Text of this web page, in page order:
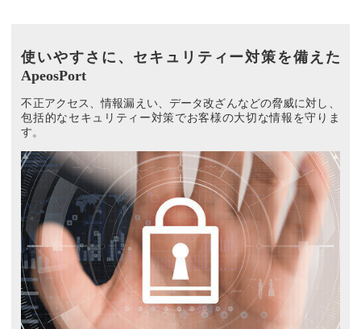
使いやすさに、セキュリティー対策を備えた
ApeosPort
不正アクセス、情報漏えい、データ改ざんなどの脅威に対し、
包括的なセキュリティー対策でお客様の大切な情報を守りま
す。